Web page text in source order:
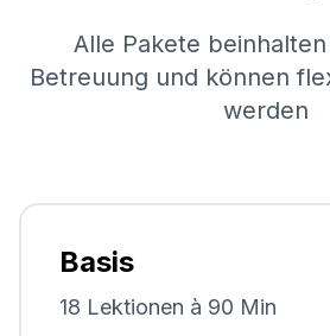
Alle Pakete
Betreuung und können
werden
Basis
18 Lektionen à 90 Min